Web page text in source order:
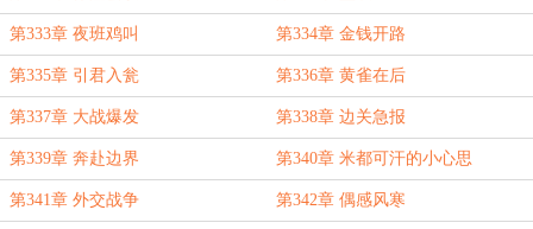
第333章 夜班鸡叫 第334章 金钱开路
第335章 引君入瓮 第336章 黄雀在后
第337章 大战爆发 第338章 边关急报
第339章 奔赴边界 第340章 米都可汗的小心思
第341章 外交战争 第342章 偶感风寒